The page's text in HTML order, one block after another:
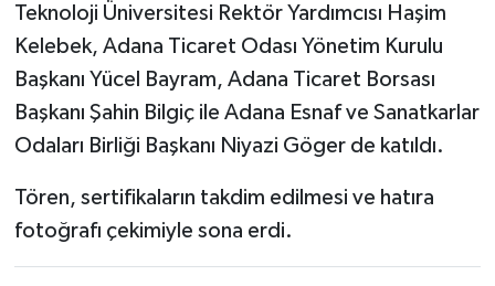
Teknoloji Üniversitesi Rektör Yardımcısı Haşim
Kelebek, Adana Ticaret Odası Yönetim Kurulu
Başkanı Yücel Bayram, Adana Ticaret Borsası
Başkanı Şahin Bilgiç ile Adana Esnaf ve Sanatkarlar
Odaları Birliği Başkanı Niyazi Göger de katıldı.
Tören, sertifikaların takdim edilmesi ve hatıra
fotoğrafı çekimiyle sona erdi.